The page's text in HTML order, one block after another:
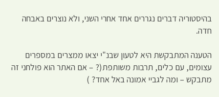
בהיסטוריה דברים נגררים אחד אחרי השני, ולא נוצרים באבחה
חדה.
הטענה המתבקשת היא לטעון שבנ"י יצאו ממצרים במספרים
עצומים, עם כלים, תרבות משותפת(? – אם האתר הוא פולחני זה
מתבקש – ומה לגביי אמונה באל אחד? )